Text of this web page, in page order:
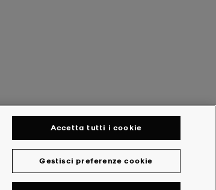
Gestisci preferenze cookie
Accetta tutti i cookie